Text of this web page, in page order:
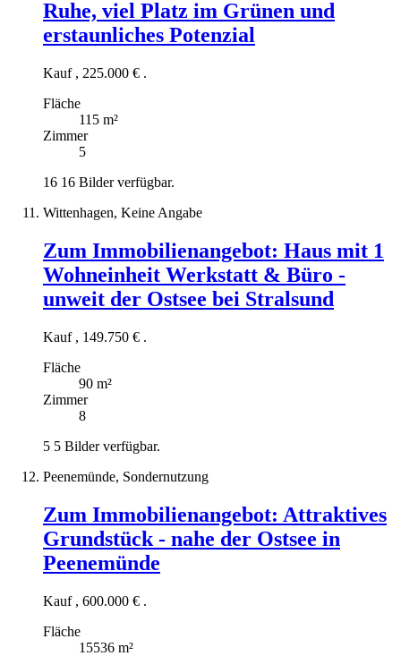
Ruhe, viel Platz im Grünen und
erstaunliches Potenzial
Kauf , 225.000 € .
Fläche
115 m²
Zimmer
5
16 16 Bilder verfügbar.
Wittenhagen, Keine Angabe
Zum Immobilienangebot: Haus mit 1
Wohneinheit Werkstatt & Büro -
unweit der Ostsee bei Stralsund
Kauf , 149.750 € .
Fläche
90 m²
Zimmer
8
5 5 Bilder verfügbar.
Peenemünde, Sondernutzung
Zum Immobilienangebot: Attraktives
Grundstück - nahe der Ostsee in
Peenemünde
Kauf , 600.000 € .
Fläche
15536 m²